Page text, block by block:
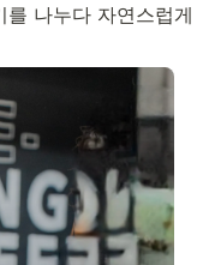
나누다 자연스럽